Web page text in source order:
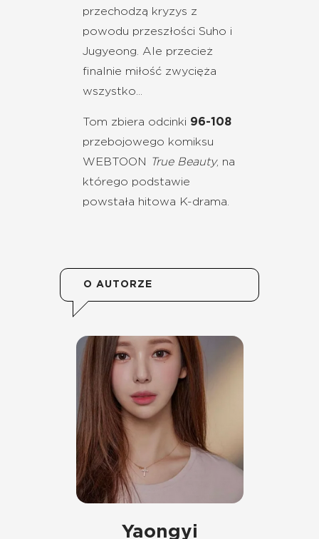
przechodzą kryzys z
powodu przeszłości Suho i
Jugyeong. Ale przecież
finalnie miłość zwycięża
wszystko...
Tom zbiera odcinki 96-108
przebojowego komiksu
WEBTOON
True Beauty, na
którego podstawie
powstała hitowa K-drama.
O AUTORZE
Yaongyi